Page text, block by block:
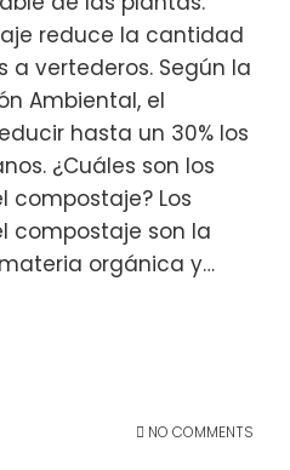
reduce la cantidad
a vertederos. Según la
Ambiental, el
hasta un 30% los
¿Cuáles son los
compostaje? Los
compostaje son la
orgánica y…
NO COMMENTS